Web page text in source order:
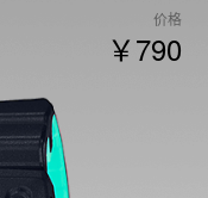
价格
￥790